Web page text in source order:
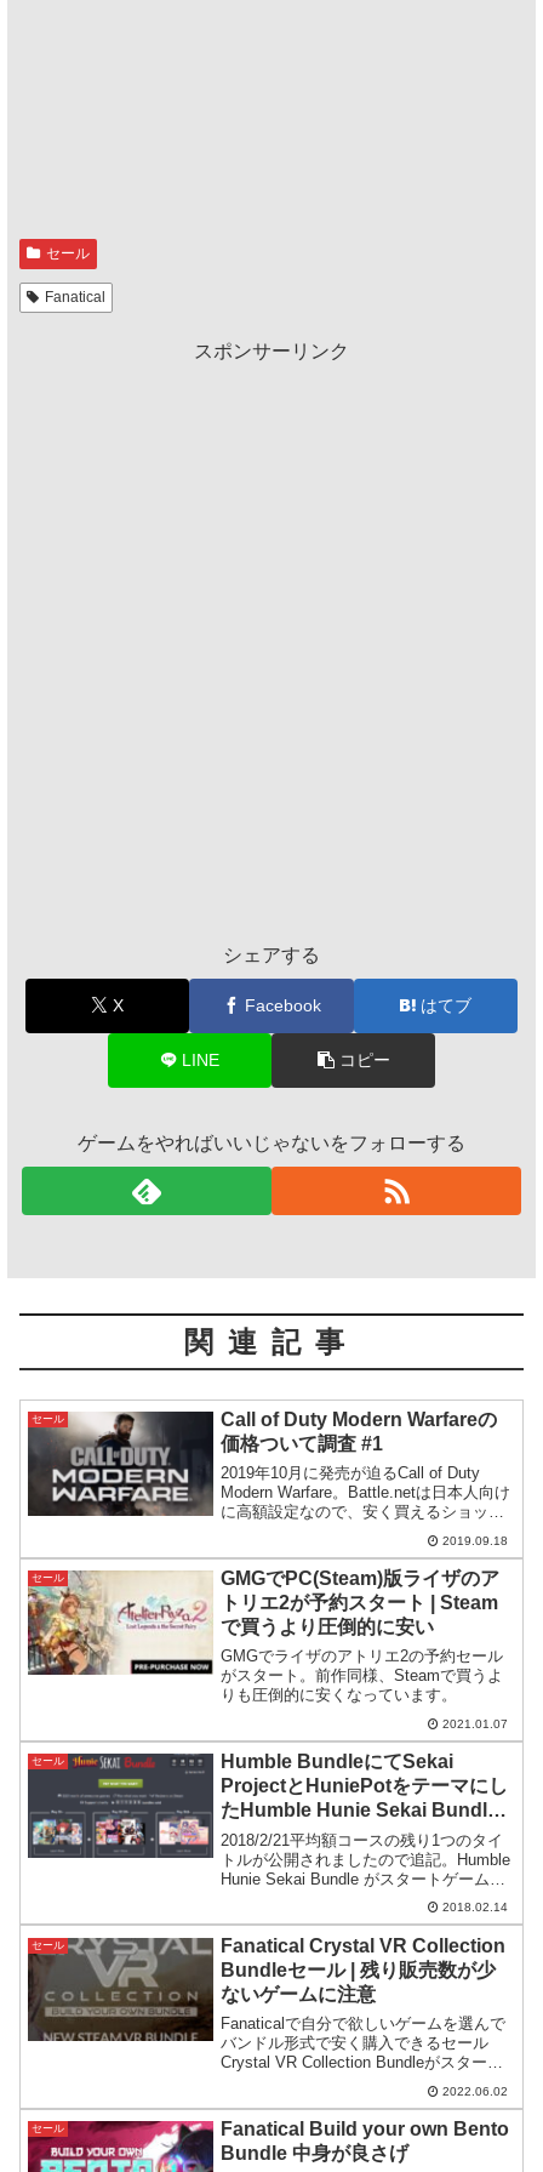
セール
Fanatical
スポンサーリンク
シェアする
X Facebook はてブ
LINE コピー
ゲームをやればいいじゃないをフォローする
関連記事
セール
Call of Duty Modern Warfareの
価格ついて調査 #1
2019年10月に発売が迫るCall of Duty
Modern Warfare。Battle.netは日本人向け
に高額設定なので、安く買えるショップ
2019.09.18
セール
GMGでPC(Steam)版ライザのア
トリエ2が予約スタート | Steam
で買うより圧倒的に安い
GMGでライザのアトリエ2の予約セール
がスタート。前作同様、Steamで買うよ
りも圧倒的に安くなっています。
2021.01.07
セール
Humble BundleにてSekai
ProjectとHuniePotをテーマにし
たHumble Hunie Sekai Bundle
バンドルセールが開催
2018/2/21平均額コースの残り1つのタイ
トルが公開されましたので追記。Humble
Hunie Sekai Bundle がスタートゲームを
バンドルにして格安で提供してくれる超
優良セラー、Humble Bundleにて、Sekai
P...
2018.02.14
セール
Fanatical Crystal VR Collection
Bundleセール | 残り販売数が少
ないゲームに注意
Fanaticalで自分で欲しいゲームを選んで
バンドル形式で安く購入できるセール
Crystal VR Collection Bundleがスター
ト。人気のせいか、バンドルスタートし
てほどなく提供本数が少なくなっている
ゲームがある点に注意。
2022.06.02
セール
Fanatical Build your own Bento
Bundle 中身が良さげ